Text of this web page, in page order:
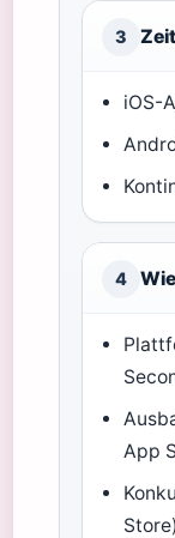
3
iOS-
4
App
Store)